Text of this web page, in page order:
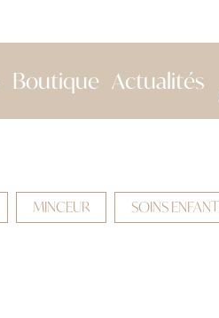
Boutique Actualités
MINCEUR SOINS